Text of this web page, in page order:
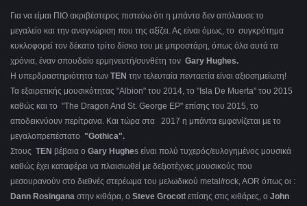
Για να είμαι ΠΙΟ ακριβέστερος πιστεύω ότι η μπάντα δεν απόλαυσε το
μεγαλείο και την αναγνώριση που της αξίζει. Ας είναι όμως, το συγκρότημα
κυκλοφορεί τον δέκατο τρίτο δίσκο του με μπροστάρη, όπως όλα αυτά τα
χρόνια, έναν σπουδαίο ερμηνευτή/συνθέτη τον Gary Hughes.
Η υπερδραστηριότητα των TEN την τελευταία πενταετία είναι αξιοσημείωτη!
Τα εξαιρετικής μουσικότητας "Albion" του 2014, το "Isla De Muerta" του 2015
καθώς και το "The Dragon And St. George EP" επίσης του 2015, το
αποδεικνύουν περίτρανα. Και τώρα στα 2017 η μπάντα εμφανίζεται με το
μεγαλοπρεπέστατο "Gothica".
Στους TEN βέβαια ο Gary Hughes είναι πολύ τυχερός/ευλογημένος μουσικά
καθώς έχει καταφέρει να πλαισιωθεί με δεξιοτέχνες μουσικούς που
μεσουρανούν στο διεθνές στερέωμα του μελωδικού metal/rock, AOR όπως οι :
Dann Rosingana στην κιθάρα, ο Steve Grocott επίσης στις κιθάρες, ο John